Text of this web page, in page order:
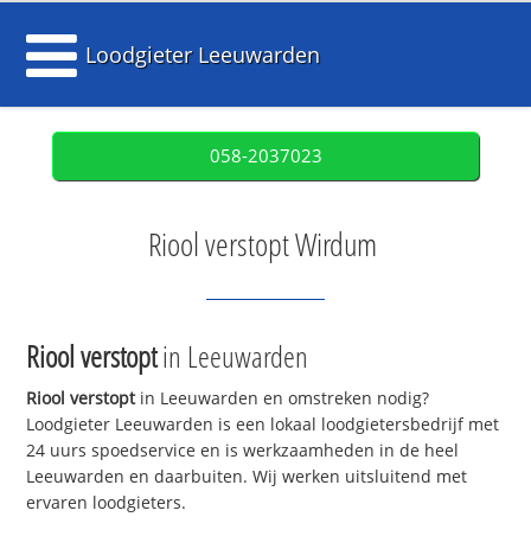
Loodgieter Leeuwarden
058-2037023
Riool verstopt Wirdum
Riool verstoptin Leeuwarden
Riool verstoptin Leeuwarden en omstreken nodig?
Loodgieter Leeuwarden is een lokaal loodgietersbedrijf met
24 uurs spoedservice en is werkzaamheden in de heel
Leeuwarden en daarbuiten. Wij werken uitsluitend met
ervaren loodgieters.